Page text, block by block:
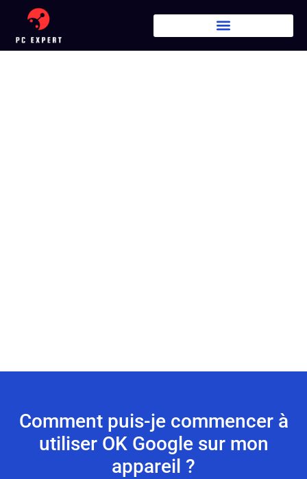
Comment puis-je commencer à
utiliser OK Google sur mon
appareil ?